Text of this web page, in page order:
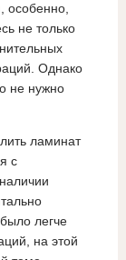
особенно,
не только
Однако
не нужно
ламинат
с
легче
на этой